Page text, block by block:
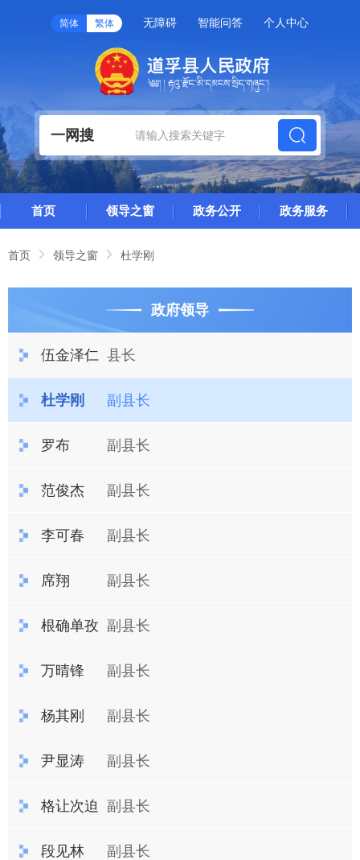
简体 繁体 无障碍 智能问答 个人中心
一网搜
首页 领导之窗 政务公开 政务服务
首页 领导之窗 杜学刚
政府领导
伍金泽仁 县长
杜学刚 副县长
罗布 副县长
范俊杰 副县长
李可春 副县长
席翔 副县长
根确单孜 副县长
万晴锋 副县长
杨其刚 副县长
尹显涛 副县长
格让次迫 副县长
段见林 副县长